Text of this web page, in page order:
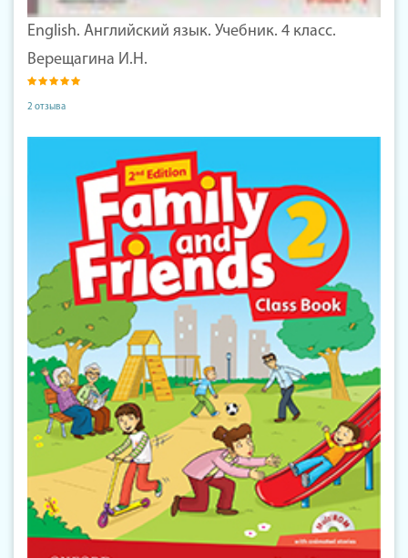
English. Английский язык. Учебник. 4 класс.
Верещагина И.Н.
2 отзыва